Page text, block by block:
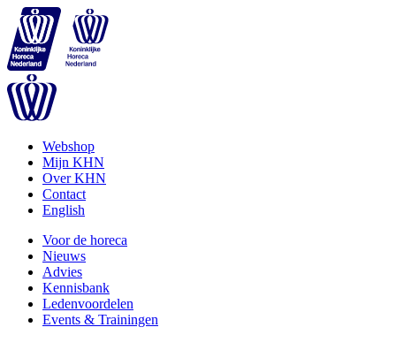
Webshop
Mijn KHN
Over KHN
Contact
English
Voor de horeca
Nieuws
Advies
Kennisbank
Ledenvoordelen
Events & Trainingen